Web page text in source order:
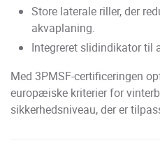
Store laterale riller, der
akvaplaning.
Integreret slidindikator til
Med 3PMSF-certificeringen
europæiske kriterier for
sikkerhedsniveau, der er